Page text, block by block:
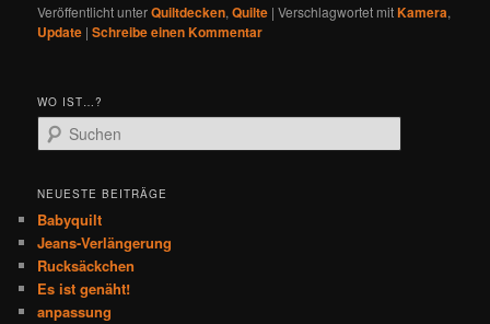
Veröffentlicht unterQuiltdecken,Quilte |Verschlagwortet mitKamera,
Update |Schreibe einen Kommentar
WO IST…?
u
h
n
NEUESTE BEITRÄGE
Babyquilt
Jeans-Verlängerung
Rucksäckchen
Es ist genäht!
anpassung